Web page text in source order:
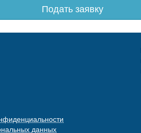
Подать заявку
данных